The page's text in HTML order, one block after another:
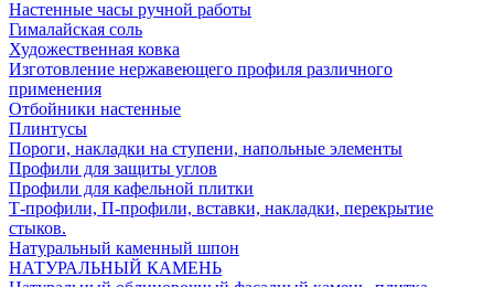
Настенные часы ручной работы
Гималайская соль
Художественная ковка
Изготовление нержавеющего профиля различного
применения
Отбойники настенные
Плинтусы
Пороги, накладки на ступени, напольные элементы
Профили для защиты углов
Профили для кафельной плитки
Т-профили, П-профили, вставки, накладки, перекрытие
стыков.
Натуральный каменный шпон
НАТУРАЛЬНЫЙ КАМЕНЬ